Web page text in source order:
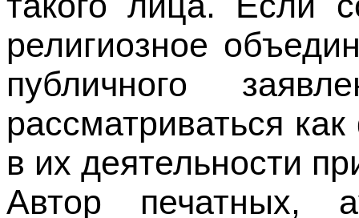
публичного
рассматриваться
в их деятельности
Автор печатных,
материалов
публичного